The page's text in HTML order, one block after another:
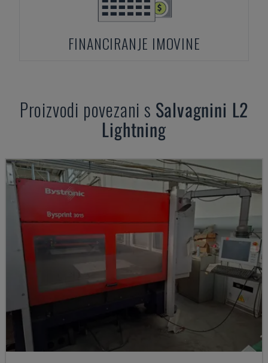
FINANCIRANJE IMOVINE
Proizvodi povezani s Salvagnini L2
Lightning